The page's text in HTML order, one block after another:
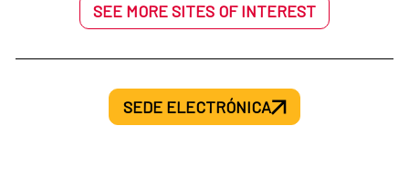
SEE MORE SITES OF INTEREST
SEDE ELECTRÓNICA